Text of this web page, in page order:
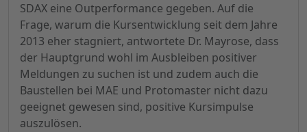
SDAX eine Outperformance gegeben. Auf die
Frage, warum die Kursentwicklung seit dem Jahre
2013 eher stagniert, antwortete Dr. Mayrose, dass
der Hauptgrund wohl im Ausbleiben positiver
Meldungen zu suchen ist und zudem auch die
Baustellen bei MAE und Protomaster nicht dazu
geeignet gewesen sind, positive Kursimpulse
auszulösen.